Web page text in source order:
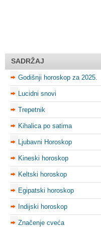
SADRŽAJ
Godišnji horoskop za 2025.
Lucidni snovi
Trepetnik
Kihalica po satima
Ljubavni Horoskop
Kineski horoskop
Keltski horoskop
Egipatski horoskop
Indijski horoskop
Značenje cveća